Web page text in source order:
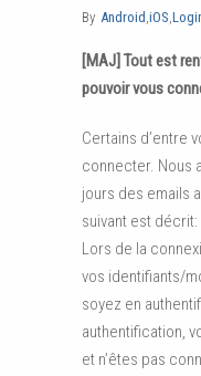
By Android ,iOS,
[MAJ] Tout est
pouvoir vous
Certains d’entre
connecter. Nous
jours des emails
suivant est décrit:
Lors de la
vos identifiants/
soyez en
authentification,
et n’êtes pas